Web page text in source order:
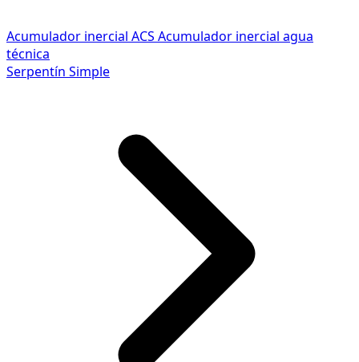
Acumulador inercial ACS Acumulador inercial agua
técnica
Serpentín Simple